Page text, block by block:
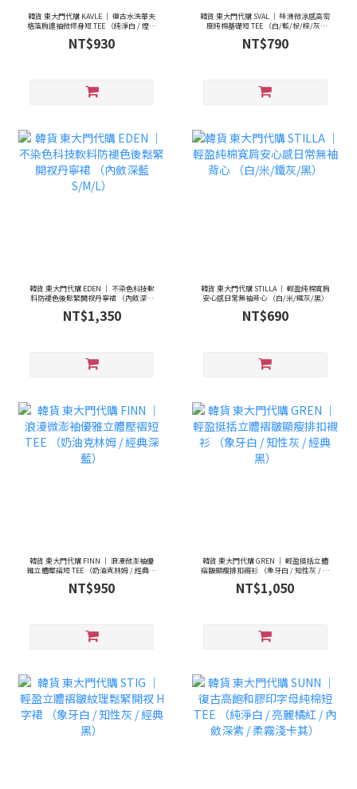
韓貨 東大門代購 KAVLE ｜ 復古水洗華夫
格落肩連袖微修身短 TEE （純淨白 / 煙燻
炭灰 / 濃郁可可）
NT$930
韓貨 東大門代購 SVAL ｜ 絲滑微涼感高密
度純棉基礎短 TEE （白/藍/粉/棕/灰/
黑）
NT$790
韓貨 東大門代購 EDEN ｜ 不染色科技軟
料防褪色後鬆緊開衩丹寧裙 （內斂深藍
S/M/L）
NT$1,350
韓貨 東大門代購 STILLA ｜ 輕盈純棉寬肩
安心感日常無袖背心 （白/米/鐵灰/黑）
NT$690
韓貨 東大門代購 FINN ｜ 浪漫微澎袖優
雅立體壓褶短 TEE （奶油克林姆 / 經典深
藍）
NT$950
韓貨 東大門代購 GREN ｜ 輕盈挺括立體
褶皺顯瘦排扣襯衫 （象牙白 / 知性灰 / 經
典黑）
NT$1,050